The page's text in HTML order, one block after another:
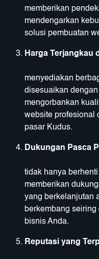
memberikan
mendengarkan
solusi pembuatan
Harga Terjangkau
menyediakan
disesuaikan
mengorbankan
website profesional
pasar Kudus.
Dukungan
tidak hanya
memberikan
yang berkelanjutan
berkembang
bisnis Anda.
Reputasi yang